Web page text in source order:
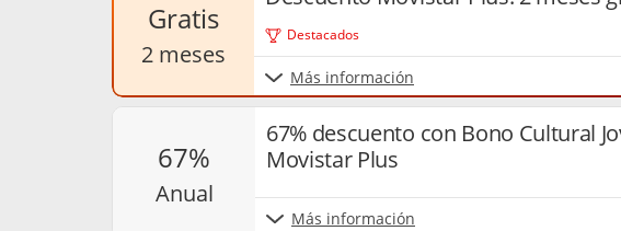
Destacados
gratis
2 meses
Más información
67%
anual
67% descuento con Bono Cultural
Movistar Plus
Más información